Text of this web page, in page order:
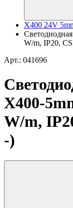
X400 24V
W/m, IP20,
Арт.: 041696
X400-
W/m,
-)